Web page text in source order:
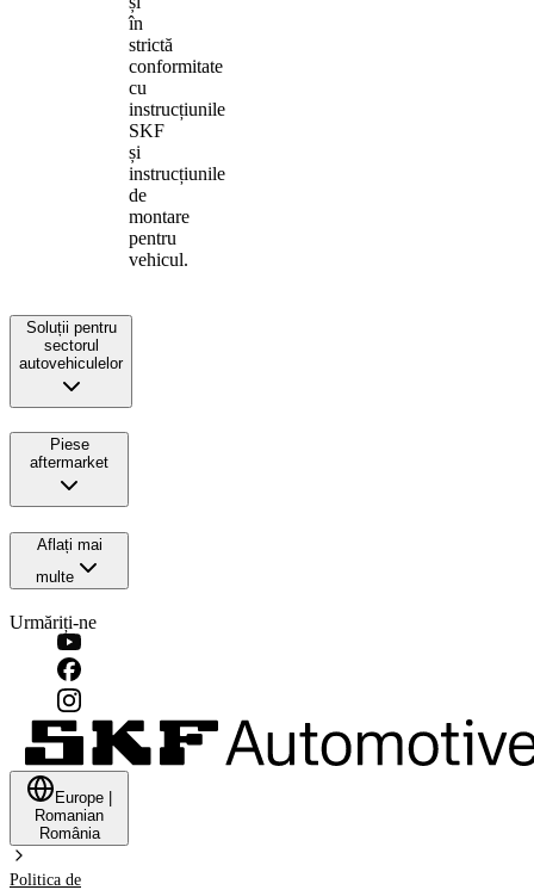
în
strictă
conformitate
cu
instrucțiunile
SKF
și
instrucțiunile
de
montare
pentru
vehicul.
Soluții pentru
sectorul
autovehiculelor
Piese
aftermarket
Aflați mai
multe
Urmăriți-ne
Europe
Romanian
România
Politica de